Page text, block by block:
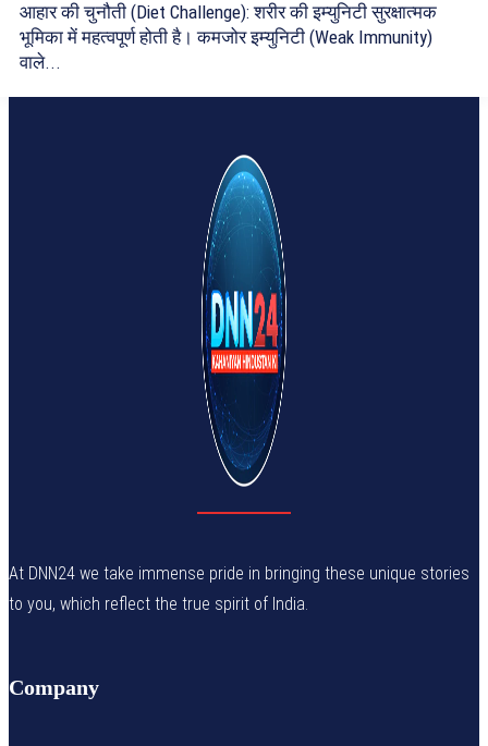
आहार की चुनौती (Diet Challenge): शरीर की इम्युनिटी सुरक्षात्मक
भूमिका में महत्वपूर्ण होती है। कमजोर इम्युनिटी (Weak Immunity)
वाले...
At DNN24 we take immense pride in bringing these unique stories
to you, which reflect the true spirit of India.
Company